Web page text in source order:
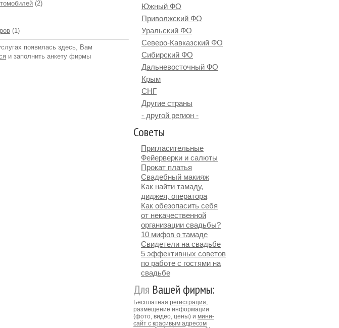
(2)
(1)
появилась здесь, Вам
и заполнить анкету фирмы
Южный ФО
Приволжский ФО
Уральский ФО
Северо-Кавказский ФО
Сибирский ФО
Дальневосточный ФО
Крым
СНГ
Другие страны
- другой регион -
Советы
Пригласительные
Фейерверки и салюты
Прокат платья
Свадебный макияж
Как найти тамаду,
диджея, оператора
Как обезопасить себя
от некачественной
организации свадьбы?
10 мифов о тамаде
Свидетели на свадьбе
5 эффективных советов
по работе с гостями на
свадьбе
Для Вашей фирмы:
Бесплатная регистрация,
размещение информации
(фото, видео, цены) и мини-
сайт с красивым адресом